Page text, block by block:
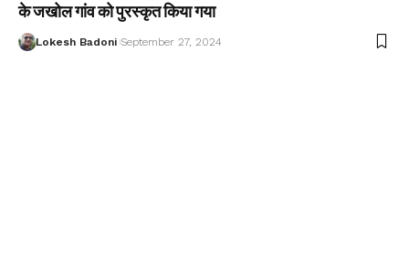
के जखोल गांव को पुरस्कृत किया गया
Lokesh Badoni September 27, 2024